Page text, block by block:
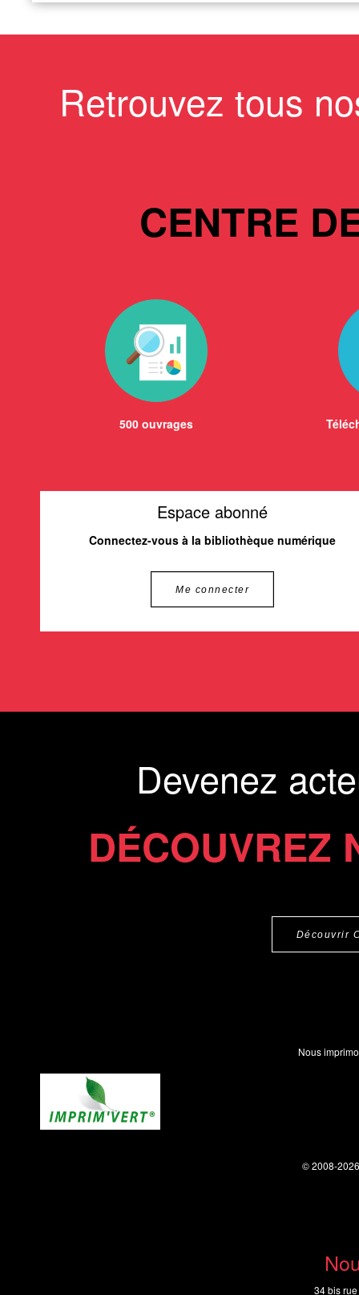
Retrouvez tous
CENTRE
500 ouvrages
Espace abonné
Connectez-vous à la bibliothèque numérique
Me connecter
Devenez
DÉCOUVREZ
Découvrir
34 bis
Nous
© 2008-